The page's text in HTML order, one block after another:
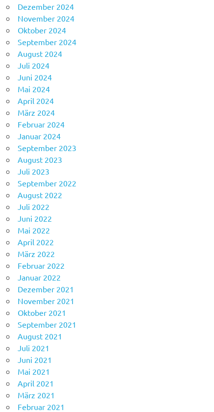
Dezember 2024
November 2024
Oktober 2024
September 2024
August 2024
Juli 2024
Juni 2024
Mai 2024
April 2024
März 2024
Februar 2024
Januar 2024
September 2023
August 2023
Juli 2023
September 2022
August 2022
Juli 2022
Juni 2022
Mai 2022
April 2022
März 2022
Februar 2022
Januar 2022
Dezember 2021
November 2021
Oktober 2021
September 2021
August 2021
Juli 2021
Juni 2021
Mai 2021
April 2021
März 2021
Februar 2021